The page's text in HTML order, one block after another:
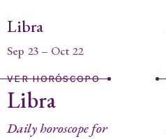
Libra
Sep 23 – Oct 22
VER HORÓSCOPO
Libra
Daily horoscope for